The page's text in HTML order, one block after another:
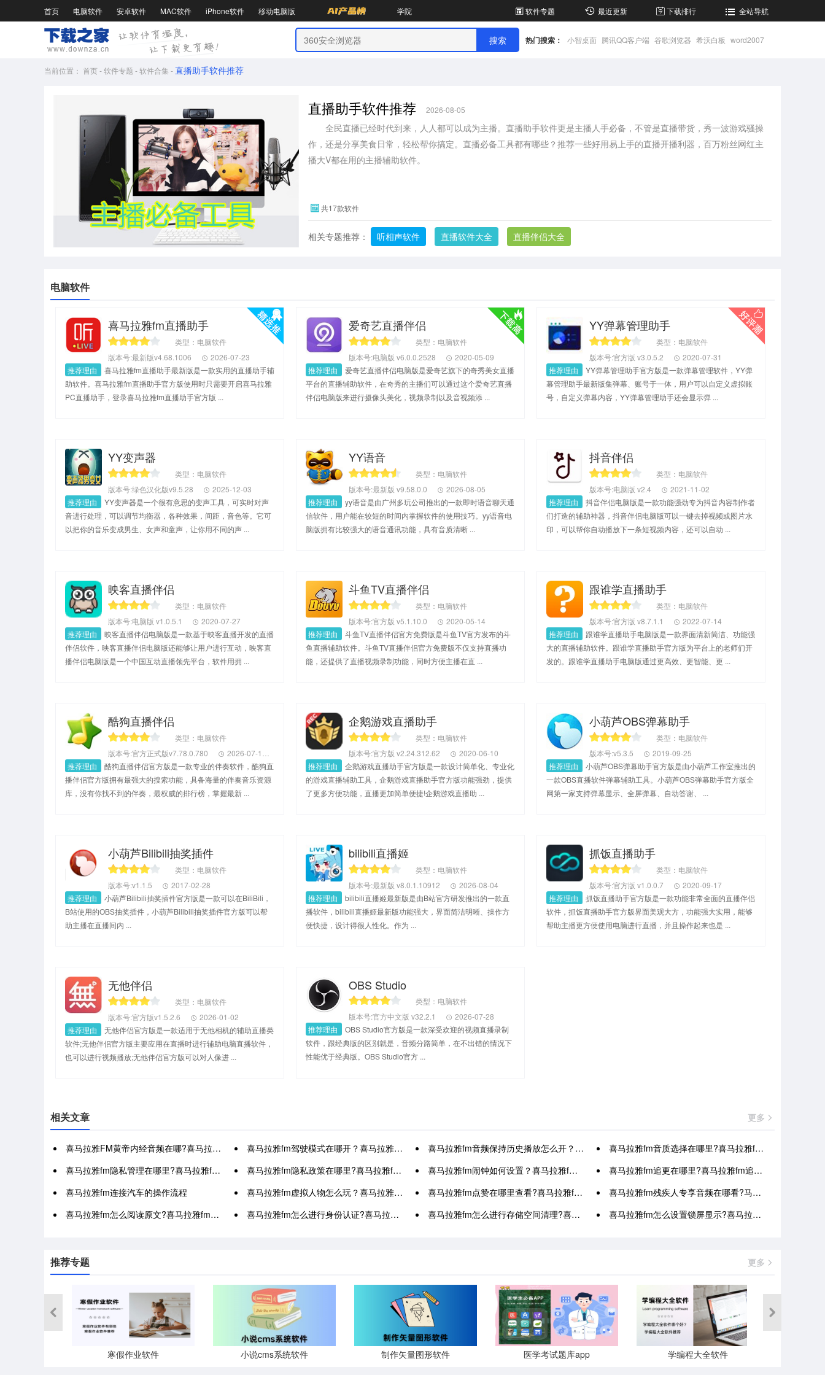
首页 电脑软件 安卓软件 MAC软件 iPhone软件 移动电脑版 学院 软件专题 最近更新 下载排行 全站导航
热门搜索： 小智桌面 腾讯QQ客户端 谷歌浏览器 希沃白板 word2007
当前位置： 首页-软件专题 -软件合集 -直播助手软件推荐
直播助手软件推荐 2026-08-05
全民直播已经时代到来，人人都可以成为主播。直播助手软件更是主播人手必备，不管是直播带货，秀一波游戏骚操
作，还是分享美食日常，轻松帮你搞定。直播必备工具都有哪些？推荐一些好用易上手的直播开播利器，百万粉丝网红主
播大V都在用的主播辅助软件。
共17款软件
相关专题推荐： 听相声软件 直播软件大全 直播伴侣大全
电脑软件
喜马拉雅fm直播助手
类型：电脑软件
版本号:最新版v4.68.1006
2026-07-23
推荐理由
喜马拉雅fm直播助手最新版是一款实用的直播助手辅
助软件。喜马拉雅fm直播助手官方版使用时只需要开启喜马拉雅
PC直播助手，登录喜马拉雅fm直播助手官方版 ...
爱奇艺直播伴侣
类型：电脑软件
版本号:电脑版 v6.0.0.2528
2020-05-09
推荐理由
爱奇艺直播伴侣电脑版是爱奇艺旗下的奇秀美女直播
平台的直播辅助软件，在奇秀的主播们可以通过这个爱奇艺直播
伴侣电脑版来进行摄像头美化，视频录制以及音视频添 ...
YY弹幕管理助手
类型：电脑软件
版本号:官方版 v3.0.5.2
2020-07-31
推荐理由
YY弹幕管理助手官方版是一款弹幕管理软件，YY弹
幕管理助手最新版集弹幕、账号于一体，用户可以自定义虚拟账
号，自定义弹幕内容，YY弹幕管理助手还会显示弹 ...
YY变声器
类型：电脑软件
版本号:绿色汉化版v9.5.28
2025-12-03
推荐理由
YY变声器是一个很有意思的变声工具，可实时对声
音进行处理，可以调节均衡器，各种效果，间距，音色等。它可
以把你的音乐变成男生、女声和童声，让你用不同的声 ...
YY语音
类型：电脑软件
版本号:最新版 v9.58.0.0
2026-08-05
推荐理由
yy语音是由广州多玩公司推出的一款即时语音聊天通
信软件，用户能在较短的时间内掌握软件的使用技巧。yy语音电
脑版拥有比较强大的语音通讯功能，具有音质清晰 ...
抖音伴侣
类型：电脑软件
版本号:电脑版 v2.4
2021-11-02
推荐理由
抖音伴侣电脑版是一款功能强劲专为抖音内容制作者
们打造的辅助神器，抖音伴侣电脑版可以一键去掉视频或图片水
印，可以帮你自动播放下一条短视频内容，还可以自动 ...
映客直播伴侣
类型：电脑软件
版本号:电脑版 v1.0.5.1
2020-07-27
推荐理由
映客直播伴侣电脑版是一款基于映客直播开发的直播
伴侣软件，映客直播伴侣电脑版还能够让用户进行互动，映客直
播伴侣电脑版是一个中国互动直播领先平台，软件用拥 ...
斗鱼TV直播伴侣
类型：电脑软件
版本号:官方版 v5.1.10.0
2020-05-14
推荐理由
斗鱼TV直播伴侣官方免费版是斗鱼TV官方发布的斗
鱼直播辅助软件。斗鱼TV直播伴侣官方免费版不仅支持直播功
能，还提供了直播视频录制功能，同时方便主播在直 ...
跟谁学直播助手
类型：电脑软件
版本号:官方版 v8.7.1.1
2022-07-14
推荐理由
跟谁学直播助手电脑版是一款界面清新简洁、功能强
大的直播辅助软件。跟谁学直播助手官方版为平台上的老师们开
发的。跟谁学直播助手电脑版通过更高效、更智能、更 ...
酷狗直播伴侣
类型：电脑软件
版本号:官方正式版v7.78.0.780
2026-07-17
推荐理由
酷狗直播伴侣官方版是一款专业的伴奏软件，酷狗直
播伴侣官方版拥有最强大的搜索功能，具备海量的伴奏音乐资源
库，没有你找不到的伴奏，最权威的排行榜，掌握最新 ...
企鹅游戏直播助手
类型：电脑软件
版本号:官方版 v2.24.312.62
2020-06-10
推荐理由
企鹅游戏直播助手官方版是一款设计简单化、专业化
的游戏直播辅助工具，企鹅游戏直播助手官方版功能强劲，提供
了更多方便功能，直播更加简单便捷!企鹅游戏直播助 ...
小葫芦OBS弹幕助手
类型：电脑软件
版本号:v5.3.5
2019-09-25
推荐理由
小葫芦OBS弹幕助手官方版是由小葫芦工作室推出的
一款OBS直播软件弹幕辅助工具。小葫芦OBS弹幕助手官方版全
网第一家支持弹幕显示、全屏弹幕、自动答谢、 ...
小葫芦Bilibili抽奖插件
类型：电脑软件
版本号:v1.1.5
2017-02-28
推荐理由
小葫芦Bilibili抽奖插件官方版是一款可以在BiliBili，
B站使用的OBS抽奖插件，小葫芦Bilibili抽奖插件官方版可以帮
助主播在直播间内 ...
bilibili直播姬
类型：电脑软件
版本号:最新版 v8.0.1.10912
2026-08-04
推荐理由
bilibili直播姬最新版是由B站官方研发推出的一款直
播软件，bilibili直播姬最新版功能强大，界面简洁明晰、操作方
便快捷，设计得很人性化。作为 ...
抓饭直播助手
类型：电脑软件
版本号:官方版 v1.0.0.7
2020-09-17
推荐理由
抓饭直播助手官方版是一款功能非常全面的直播伴侣
软件，抓饭直播助手官方版界面美观大方，功能强大实用，能够
帮助主播更方便使用电脑进行直播，并且操作起来也是 ...
无他伴侣
类型：电脑软件
版本号:官方版v1.5.2.6
2026-01-02
推荐理由
无他伴侣官方版是一款适用于无他相机的辅助直播类
软件;无他伴侣官方版主要应用在直播时进行辅助电脑直播软件，
也可以进行视频播放;无他伴侣官方版可以对人像进 ...
OBS Studio
类型：电脑软件
版本号:官方中文版 v32.2.1
2026-07-28
推荐理由
OBS Studio官方版是一款深受欢迎的视频直播录制
软件，跟经典版的区别就是，音频分路简单，在不出错的情况下
性能优于经典版。OBS Studio官方 ...
相关文章 更多
喜马拉雅FM黄帝内经音频在哪?喜马拉雅FM黄帝内经音频位置介绍 喜马拉雅fm驾驶模式在哪开？喜马拉雅fm设置驾驶模式步骤分享 喜马拉雅fm音频保持历史播放怎么开？喜马拉雅fm启用断点续听功能教程分享
喜马拉雅fm音质选择在哪里?喜马拉雅fm音质选择查看方法
喜马拉雅fm隐私管理在哪里?喜马拉雅fm隐私管理查看方法
喜马拉雅fm隐私政策在哪里?喜马拉雅fm隐私政策查看方法 喜马拉雅fm闹钟如何设置？喜马拉雅fm定时播放音频设置流程分享
喜马拉雅fm追更在哪里?喜马拉雅fm追更查看方法
喜马拉雅fm连接汽车的操作流程
喜马拉雅fm虚拟人物怎么玩？喜马拉雅fm虚拟人物玩法介绍 喜马拉雅fm点赞在哪里查看?喜马拉雅fm点赞查看方法
喜马拉雅fm残疾人专享音频在哪看?马拉雅fm残疾人专享音频查看方法
喜马拉雅fm怎么阅读原文?喜马拉雅fm阅读原文教程
喜马拉雅fm怎么进行身份认证?喜马拉雅fm进行身份认证步骤分享 喜马拉雅fm怎么进行存储空间清理?喜马拉雅fm进行存储空间清理方法 喜马拉雅fm怎么设置锁屏显示?喜马拉雅fm设置锁屏显示方法
推荐专题 更多
寒假作业软件 小说cms系统软件 制作矢量图形软件 医学考试题库app 学编程大全软件